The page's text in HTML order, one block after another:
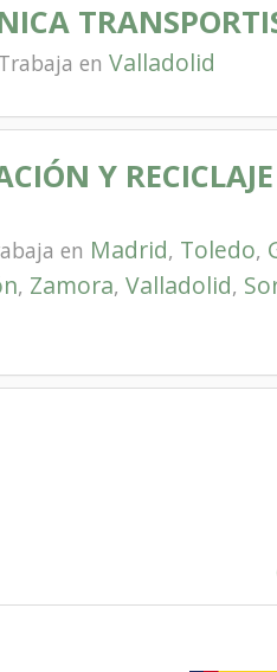
en Valladolid
Y
en Madrid, Toledo,
, Zamora, Valladolid,